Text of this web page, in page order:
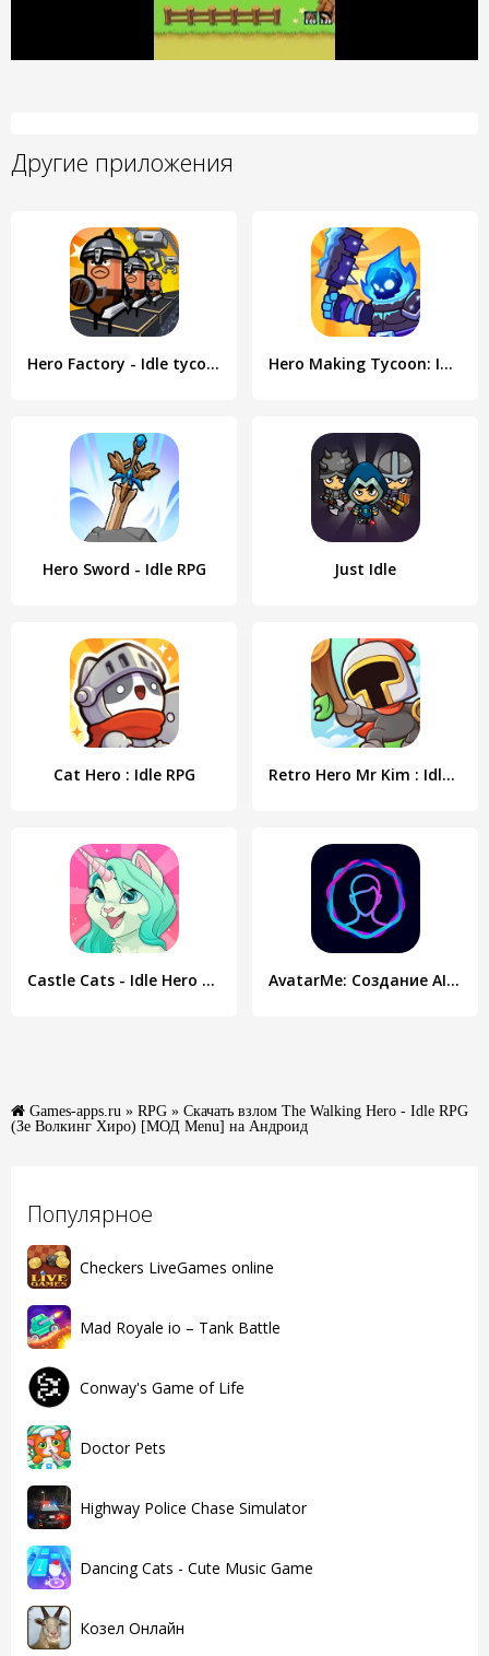
Популярное
Checkers LiveGames online
Mad Royale io – Tank Battle
Conway's Game of Life
Doctor Pets
Highway Police Chase Simulator
Dancing Cats - Cute Music Game
Козел Онлайн
Другие приложения
Hero Factory - Idle tycoon Hero Making Tycoon: Idle Games
Hero Sword - Idle RPG Just Idle
Cat Hero : Idle RPG Retro Hero Mr Kim : Idle RPG
Castle Cats - Idle Hero RPG AvatarMe: Создание AI аватаров
Games-apps.ru » RPG » Скачать взлом The Walking Hero - Idle RPG
(Зе Волкинг Хиро) [МОД Menu] на Андроид